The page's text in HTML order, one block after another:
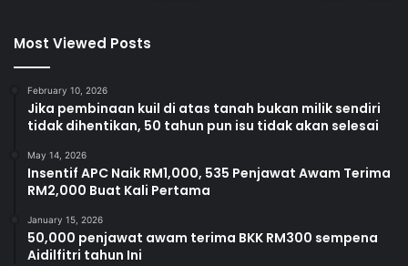
Most Viewed Posts
February 10, 2026
Jika pembinaan kuil di atas tanah bukan milik sendiri
tidak dihentikan, 50 tahun pun isu tidak akan selesai
May 14, 2026
Insentif APC Naik RM1,000, 535 Penjawat Awam Terima
RM2,000 Buat Kali Pertama
January 15, 2026
50,000 penjawat awam terima BKK RM300 sempena
Aidilfitri tahun Ini